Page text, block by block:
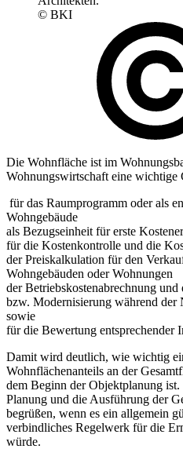
© BKI
Die Wohnfläche ist im
Wohnungswirtschaft eine wichtige
für das Raumprogramm oder als
Wohngebäude
als Bezugseinheit für erste
für die Kostenkontrolle und die
der Preiskalkulation für den
Wohngebäuden oder Wohnungen
der Betriebskostenabrechnung
bzw. Modernisierung während der
sowie
für die Bewertung entsprechender
Damit wird deutlich, wie wichtig
Wohnflächenanteils an der
dem Beginn der Objektplanung
Planung und die Ausführung der
begrüßen, wenn es ein allgemein
verbindliches Regelwerk für die
würde.